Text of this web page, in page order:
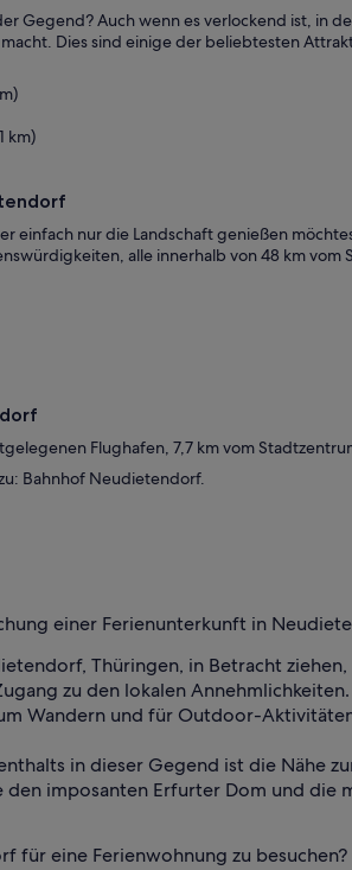
Gegend? Auch wenn es verlockend ist,
Dies sind einige der beliebtesten
km)
einfach nur die Landschaft genießen
alle innerhalb von 48 km vom
Flughafen, 7,7 km vom
Bahnhof Neudietendorf.
einer Ferienunterkunft in
Thüringen, in Betracht
zu den lokalen
Wandern und für Outdoor-
in dieser Gegend ist die Nähe
imposanten Erfurter Dom und die
für eine Ferienwohnung zu besuchen?